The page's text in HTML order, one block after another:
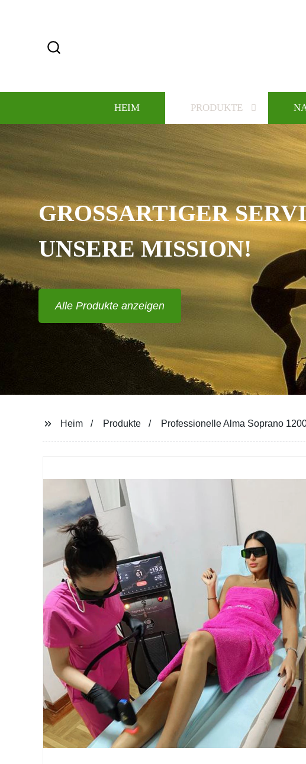
HEIM PRODUKTE
KANN
DESIGNS UND STILE
ANPASSEN?
Alle Produkte anzeigen
Heim Produkte Professionelle Alma Soprano